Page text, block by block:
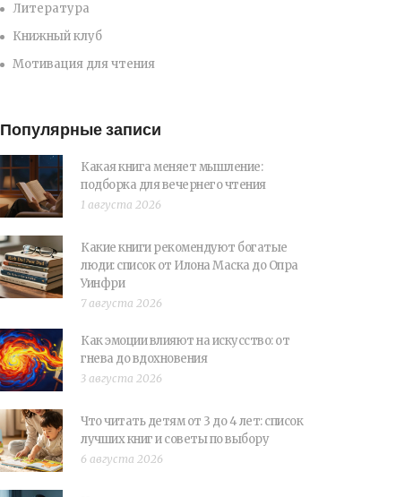
Литература
Книжный клуб
Мотивация для чтения
Популярные записи
Какая книга меняет мышление:
подборка для вечернего чтения
1 августа 2026
Какие книги рекомендуют богатые
люди: список от Илона Маска до Опра
Уинфри
7 августа 2026
Как эмоции влияют на искусство: от
гнева до вдохновения
3 августа 2026
Что читать детям от 3 до 4 лет: список
лучших книг и советы по выбору
6 августа 2026